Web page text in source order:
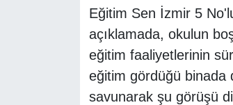
Eğitim Sen İzmir 5
açıklamada, okulun
eğitim faaliyetlerinin
eğitim gördüğü binada
savunarak şu görüşü